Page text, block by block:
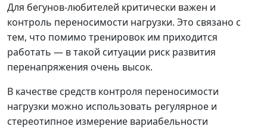
Для бегунов-любителей критически важен и
контроль переносимости нагрузки. Это связано с
тем, что помимо тренировок им приходится
работать — в такой ситуации риск развития
перенапряжения очень высок.
В качестве средств контроля переносимости
нагрузки можно использовать регулярное и
стереотипное измерение вариабельности